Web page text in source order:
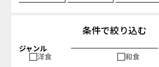
条件で絞り込む
ジャンル
洋食
和食